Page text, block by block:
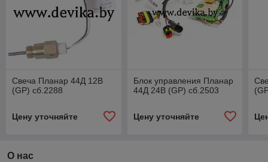
Свеча Планар 44Д 12В
(GP) сб.2288
Цену уточняйте
Блок управления Планар
44Д 24В (GP) сб.2503
Цену уточняйте
О нас